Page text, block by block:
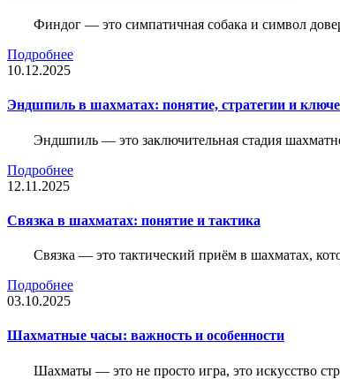
Финдог — это симпатичная собака и символ
Подробнее
10.12.2025
Эндшпиль в шахматах: понятие, стратегии и
Эндшпиль — это заключительная стадия
Подробнее
12.11.2025
Связка в шахматах: понятие и тактика
Связка — это тактический приём в шахматах,
Подробнее
03.10.2025
Шахматные часы: важность и особенности
Шахматы — это не просто игра, это искусство